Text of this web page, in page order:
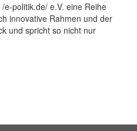
politik.de/ e.V. eine Reihe
innovative Rahmen und der
und spricht so nicht nur